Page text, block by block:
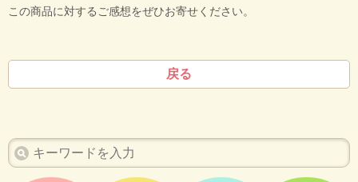
この商品に対するご感想をぜひお寄せください。
戻る